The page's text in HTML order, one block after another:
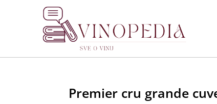
Premier cru grande